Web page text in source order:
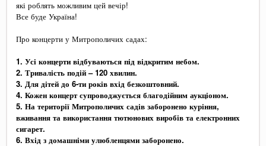
які роблять можливим цей вечір!
Все буде Україна!
Про концерти у Митрополичих садах:
1. Усі концерти відбуваються під відкритим небом.
2. Тривалість подій – 120 хвилин.
3. Для дітей до 6-ти років вхід безкоштовний.
4. Кожен концерт супроводжується благодійним аукціоном.
5. На території Митрополичих садів заборонено куріння,
вживання та використання тютюнових виробів та електронних
сигарет.
6. Вхід з домашніми улюбленцями заборонено.